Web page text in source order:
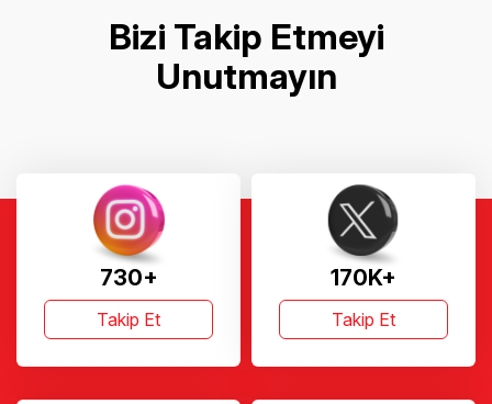
Bizi Takip Etmeyi
Unutmayın
730+
Takip Et
170K+
Takip Et